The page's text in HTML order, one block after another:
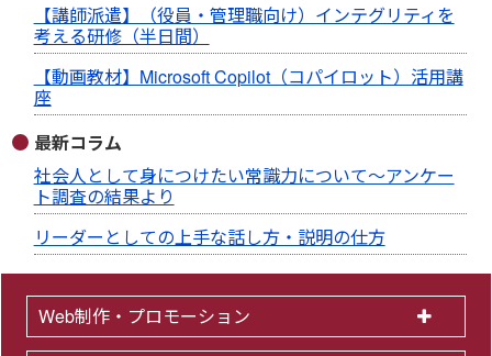
【講師派遣】（役員・管理職向け）インテグリティを
考える研修（半日間）
【動画教材】Microsoft Copilot（コパイロット）活用講
座
最新コラム
社会人として身につけたい常識力について～アンケー
ト調査の結果より
リーダーとしての上手な話し方・説明の仕方
Web制作・プロモーション